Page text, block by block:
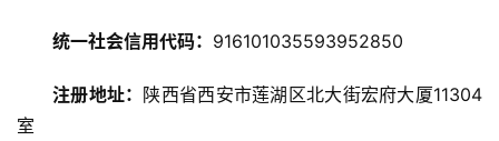
食
统一社会信用代码： 916101035593952850
注册地址： 陕西省西安市莲湖区北大街宏府大厦11304
室